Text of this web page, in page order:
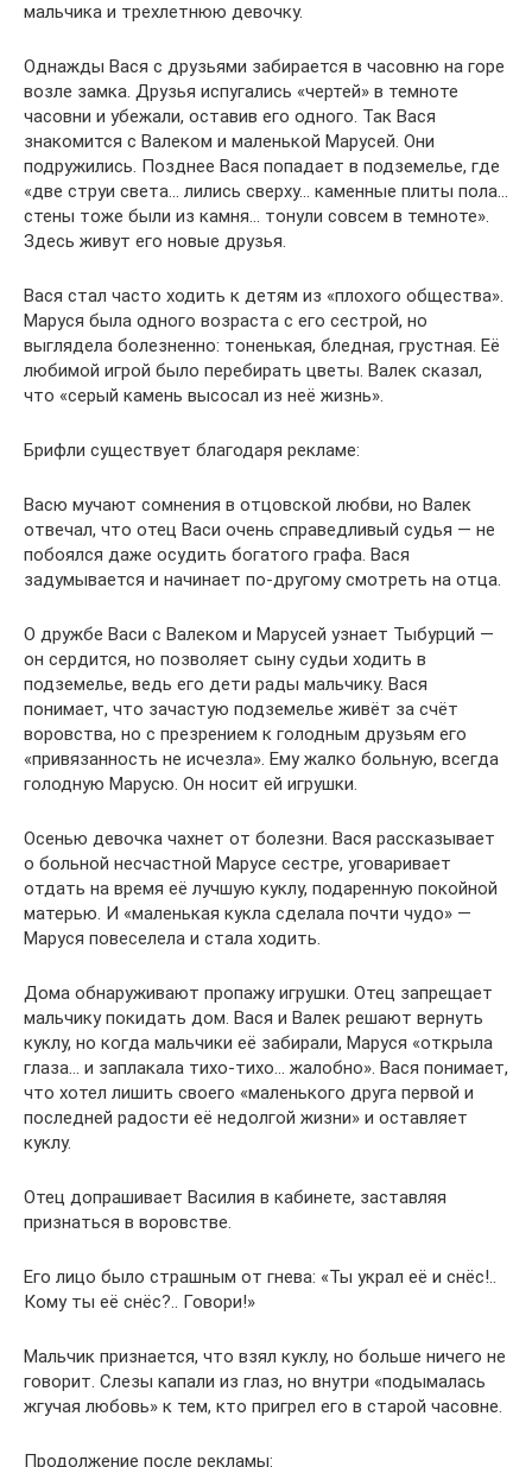
мальчика и трехлетнюю девочку.
Однажды Вася с друзьями забирается в часовню на горе
возле замка. Друзья испугались «чертей» в темноте
часовни и убежали, оставив его одного. Так Вася
знакомится с Валеком и маленькой Марусей. Они
подружились. Позднее Вася попадает в подземелье, где
«две струи света… лились сверху… каменные плиты пола…
стены тоже были из камня… тонули совсем в темноте».
Здесь живут его новые друзья.
Вася стал часто ходить к детям из «плохого общества».
Маруся была одного возраста с его сестрой, но
выглядела болезненно: тоненькая, бледная, грустная. Её
любимой игрой было перебирать цветы. Валек сказал,
что «серый камень высосал из неё жизнь».
Брифли существует благодаря рекламе:
Васю мучают сомнения в отцовской любви, но Валек
отвечал, что отец Васи очень справедливый судья — не
побоялся даже осудить богатого графа. Вася
задумывается и начинает по-другому смотреть на отца.
О дружбе Васи с Валеком и Марусей узнает Тыбурций —
он сердится, но позволяет сыну судьи ходить в
подземелье, ведь его дети рады мальчику. Вася
понимает, что зачастую подземелье живёт за счёт
воровства, но с презрением к голодным друзьям его
«привязанность не исчезла». Ему жалко больную, всегда
голодную Марусю. Он носит ей игрушки.
Осенью девочка чахнет от болезни. Вася рассказывает
о больной несчастной Марусе сестре, уговаривает
отдать на время её лучшую куклу, подаренную покойной
матерью. И «маленькая кукла сделала почти чудо» —
Маруся повеселела и стала ходить.
Дома обнаруживают пропажу игрушки. Отец запрещает
мальчику покидать дом. Вася и Валек решают вернуть
куклу, но когда мальчики её забирали, Маруся «открыла
глаза… и заплакала тихо-тихо… жалобно». Вася понимает,
что хотел лишить своего «маленького друга первой и
последней радости её недолгой жизни» и оставляет
куклу.
Отец допрашивает Василия в кабинете, заставляя
признаться в воровстве.
Его лицо было страшным от гнева: «Ты украл её и снёс!..
Кому ты её снёс?.. Говори!»
Мальчик признается, что взял куклу, но больше ничего не
говорит. Слезы капали из глаз, но внутри «подымалась
жгучая любовь» к тем, кто пригрел его в старой часовне.
Продолжение после рекламы: